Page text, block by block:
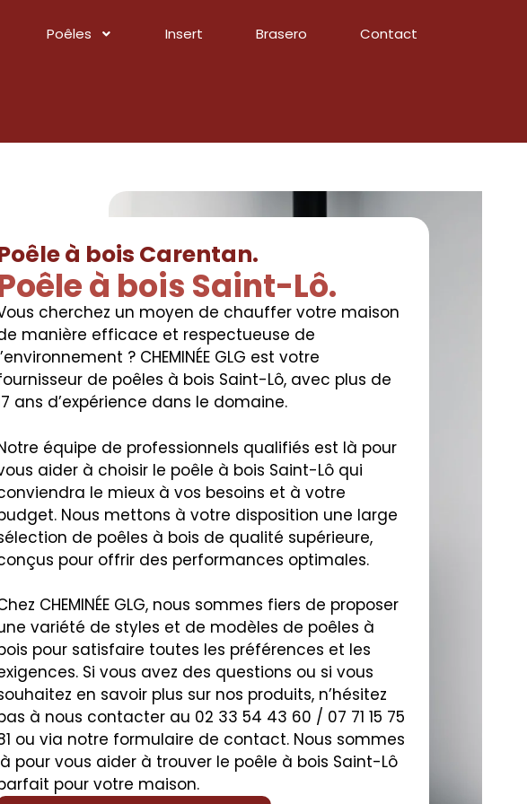
Poêles Insert Brasero Contact
à bois Carentan.
à bois Saint-Lô.
cherchez un moyen de chauffer votre maison
manière efficace et respectueuse de
? CHEMINÉE GLG est votre
de poêles à bois Saint-Lô, avec plus de
ans d’expérience dans le domaine.
équipe de professionnels qualifiés est là pour
aider à choisir le poêle à bois Saint-Lô qui
le mieux à vos besoins et à votre
Nous mettons à votre disposition une large
de poêles à bois de qualité supérieure,
pour offrir des performances optimales.
CHEMINÉE GLG, nous sommes fiers de proposer
variété de styles et de modèles de poêles à
pour satisfaire toutes les préférences et les
Si vous avez des questions ou si vous
en savoir plus sur nos produits, n’hésitez
à nous contacter au 02 33 54 43 60 / 07 71 15 75
ou via notre formulaire de contact. Nous sommes
pour vous aider à trouver le poêle à bois Saint-Lô
pour votre maison.